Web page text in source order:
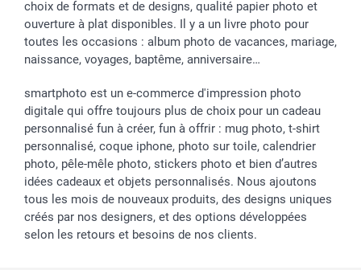
choix de formats et de designs, qualité papier photo et
ouverture à plat disponibles. Il y a un livre photo pour
toutes les occasions : album photo de vacances, mariage,
naissance, voyages, baptême, anniversaire…
smartphoto est un e-commerce d'impression photo
digitale qui offre toujours plus de choix pour un cadeau
personnalisé fun à créer, fun à offrir : mug photo, t-shirt
personnalisé, coque iphone, photo sur toile, calendrier
photo, pêle-mêle photo, stickers photo et bien d’autres
idées cadeaux et objets personnalisés. Nous ajoutons
tous les mois de nouveaux produits, des designs uniques
créés par nos designers, et des options développées
selon les retours et besoins de nos clients.